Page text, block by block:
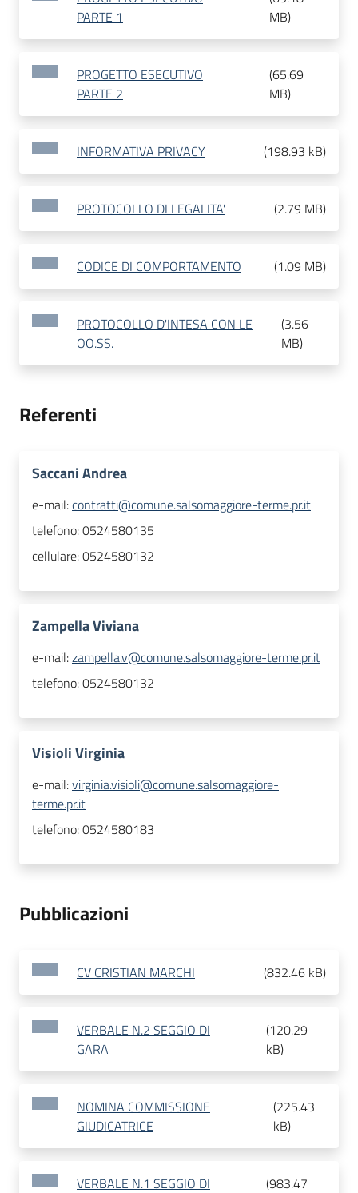
PARTE 1
MB)
PROGETTO ESECUTIVO
PARTE 2
(65.69
MB)
INFORMATIVA PRIVACY (198.93 kB)
PROTOCOLLO DI LEGALITA' (2.79 MB)
CODICE DI COMPORTAMENTO (1.09 MB)
PROTOCOLLO D'INTESA CON LE
OO.SS.
(3.56
MB)
Referenti
Saccani Andrea
e-mail:contratti@comune.salsomaggiore-terme.pr.it
telefono:0524580135
cellulare:0524580132
Zampella Viviana
e-mail:zampella.v@comune.salsomaggiore-terme.pr.it
telefono:0524580132
Visioli Virginia
e-mail:virginia.visioli@comune.salsomaggiore-
terme.pr.it
telefono:0524580183
Pubblicazioni
CV CRISTIAN MARCHI (832.46 kB)
VERBALE N.2 SEGGIO DI
GARA
(120.29
kB)
NOMINA COMMISSIONE
GIUDICATRICE
(225.43
kB)
VERBALE N.1 SEGGIO DI
(983.47